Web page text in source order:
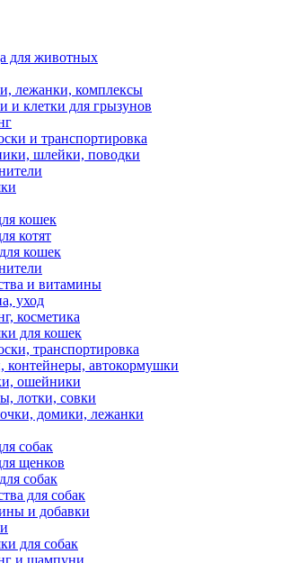
для животных
лежанки, комплексы
и клетки для грызунов
и транспортировка
шлейки, поводки
кошек
котят
кошек
и витамины
уход
косметика
для кошек
транспортировка
контейнеры, автокормушки
ошейники
лотки, совки
домики, лежанки
собак
щенков
собак
для собак
и добавки
для собак
и шампуни